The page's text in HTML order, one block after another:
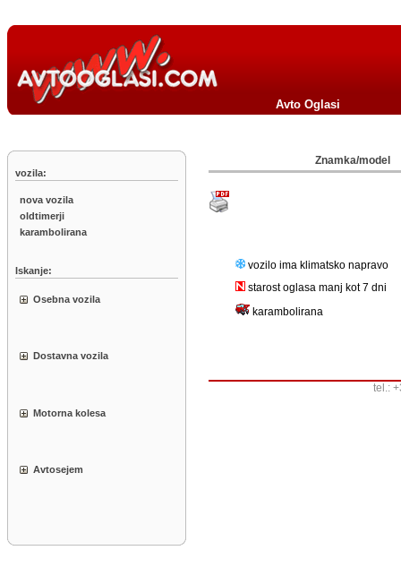
Avto Oglasi
vozila:
nova vozila
oldtimerji
karambolirana
Iskanje:
Osebna vozila
Dostavna vozila
Motorna kolesa
Avtosejem
Znamka/model
vozilo ima klimatsko napravo
starost oglasa manj kot 7 dni
karambolirana
tel.: